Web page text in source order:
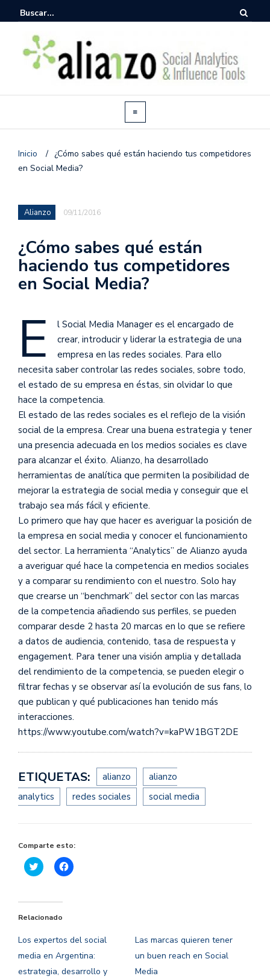
Inicio / ¿Cómo sabes qué están haciendo tus competidores
en Social Media?
Alianzo 09/11/2016
¿Cómo sabes qué están
haciendo tus competidores
en Social Media?
E
l Social Media Manager es el encargado de
crear, introducir y liderar la estrategia de una
empresa en las redes sociales. Para ello
necesita saber controlar las redes sociales, sobre todo,
el estado de su empresa en éstas, sin olvidar lo que
hace la competencia.
El estado de las redes sociales es el reflejo de la visión
social de la empresa. Crear una buena estrategia y tener
una presencia adecuada en los medios sociales es clave
para alcanzar el éxito. Alianzo, ha desarrollado
herramientas de analítica que permiten la posibilidad de
mejorar la estrategia de social media y conseguir que el
trabajo sea más fácil y eficiente.
Lo primero que hay que hacer es averiguar la posición de
la empresa en social media y conocer el funcionamiento
del sector. La herramienta “Analytics” de Alianzo ayuda
a averiguar qué hace la competencia en medios sociales
y a comparar su rendimiento con el nuestro. Solo hay
que crearse un “benchmark” del sector con las marcas
de la competencia añadiendo sus perfiles, se pueden
comparar desde 2 hasta 20 marcas en lo que se refiere
a datos de audiencia, contenido, tasa de respuesta y
engagement. Para tener una visión amplia y detallada
del rendimiento de la competencia, se pueden elegir o
filtrar fechas y se observar así la evolución de sus fans, lo
que publican y qué publicaciones han tenido más
interacciones.
https://www.youtube.com/watch?v=kaPW1BGT2DE
ETIQUETAS: alianzo
alianzo
analytics
redes sociales social media
Comparte esto:
Haz
clic
Twitter
abre
ventana
nueva)
Haz
clic
una
ventana
nueva)
Relacionado
Los expertos del social
media en Argentina:
estrategia, desarrollo y
Las marcas quieren tener
un buen reach en Social
Media